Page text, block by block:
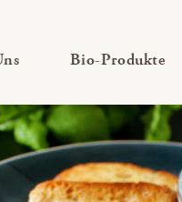
— UntermenüBio-Produkte—